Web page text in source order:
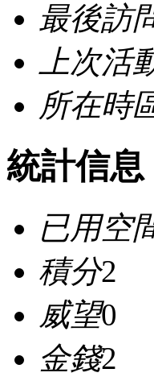
最後訪
上次活
所在時
統計信息
已用空
積分2
威望0
金錢2